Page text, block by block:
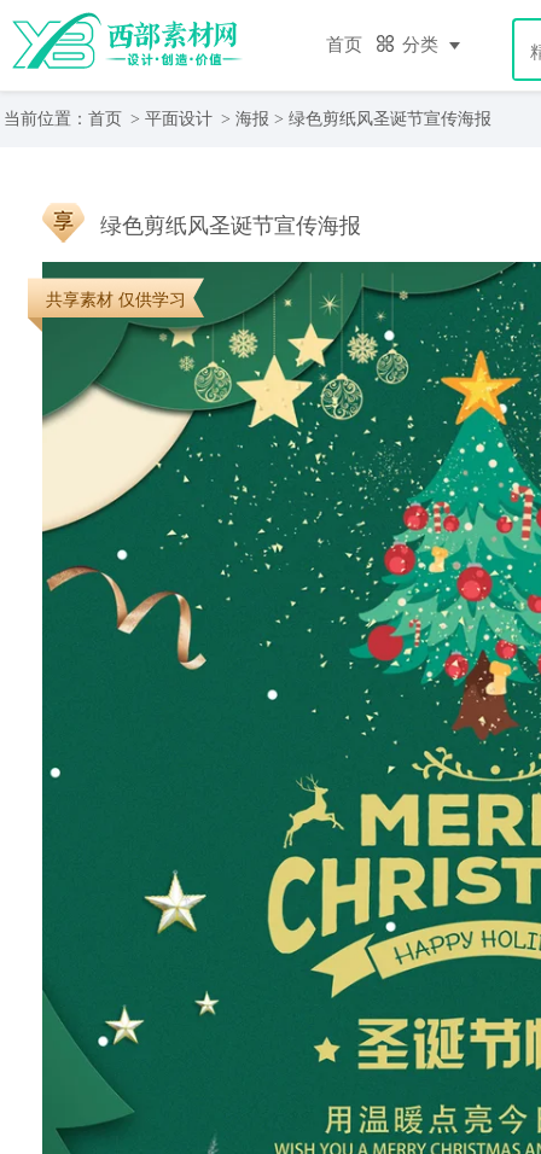
首页 分类
当前位置： 首页 > 平面设计 > 海报 > 绿色剪纸风圣诞节宣传海报
绿色剪纸风圣诞节宣传海报
共享素材 仅供学习